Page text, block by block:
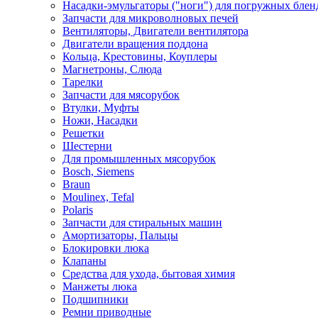
Насадки-эмульгаторы ("ноги") для погружных
Запчасти для микроволновых печей
Вентиляторы, Двигатели вентилятора
Двигатели вращения поддона
Кольца, Крестовины, Коуплеры
Магнетроны, Слюда
Тарелки
Запчасти для мясорубок
Втулки, Муфты
Ножи, Насадки
Решетки
Шестерни
Для промышленных мясорубок
Bosch, Siemens
Braun
Moulinex, Tefal
Polaris
Запчасти для стиральных машин
Амортизаторы, Пальцы
Блокировки люка
Клапаны
Средства для ухода, бытовая химия
Манжеты люка
Подшипники
Ремни приводные